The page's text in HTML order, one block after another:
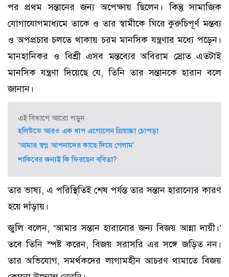
পর প্রথম সন্তানের জন্য অপেক্ষায় ছিলেন। কিন্তু সামাজিক
যোগাযোগমাধ্যমে তাকে ও তার স্বামীকে ঘিরে কুরুচিপূর্ণ মন্তব্য
ও অপপ্রচার চলতে থাকায় চরম মানসিক যন্ত্রণার মধ্যে পড়েন।
মানহানিকর ও বিশ্রী এসব মন্তব্যের অবিরাম স্রোত এতটাই
মানসিক যন্ত্রণা দিয়েছে যে, তিনি তার সন্তানকে হারান বলে
জানান।
এই বিভাগে আরো পড়ুন
হলিউডে আরও এক ধাপ এগোলেন প্রিয়াঙ্কা চোপড়া
‘আমার স্বপ্ন আপনাদের কাছে দিয়ে গেলাম’
শাকিবের জন্যই কি ফিরছেন ববিতা?
তার ভাষ্য, এ পরিস্থিতিই শেষ পর্যন্ত তার সন্তান হারানোর কারণ
হয়ে দাঁড়ায়।
জুলি বলেন, ‘আমার সন্তান হারানোর জন্য বিজয় আন্না দায়ী।’
তবে তিনি স্পষ্ট করেন, বিজয় সরাসরি এর সঙ্গে জড়িত নন।
তার অভিযোগ, সমর্থকদের লাগামহীন আচরণ থামাতে বিজয়